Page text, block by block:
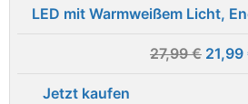
LED mit Warmweißem Licht,
27,99 € 21,99
Jetzt kaufen